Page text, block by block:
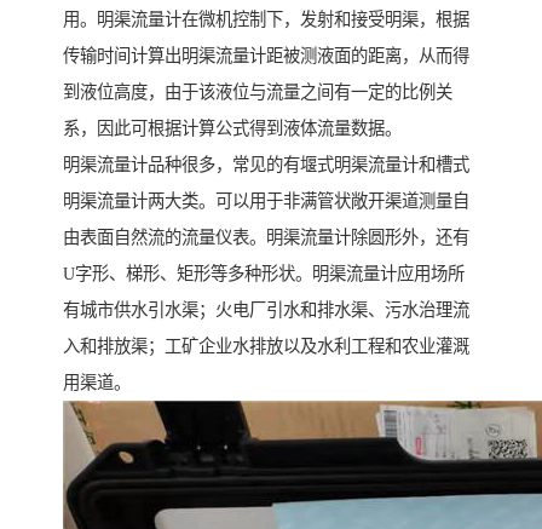
用。明渠流量计在微机控制下，发射和接受明渠，根据
传输时间计算出明渠流量计距被测液面的距离，从而得
到液位高度，由于该液位与流量之间有一定的比例关
系，因此可根据计算公式得到液体流量数据。
明渠流量计品种很多，常见的有堰式明渠流量计和槽式
明渠流量计两大类。可以用于非满管状敞开渠道测量自
由表面自然流的流量仪表。明渠流量计除圆形外，还有
U字形、梯形、矩形等多种形状。明渠流量计应用场所
有城市供水引水渠；火电厂引水和排水渠、污水治理流
入和排放渠；工矿企业水排放以及水利工程和农业灌溉
用渠道。